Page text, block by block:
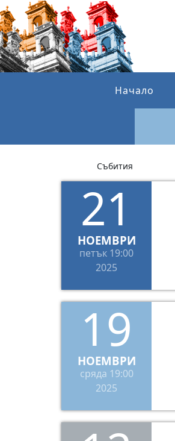
Начало
Събития
21
НОЕМВРИ
петък 19:00
2025
19
НОЕМВРИ
сряда 19:00
2025